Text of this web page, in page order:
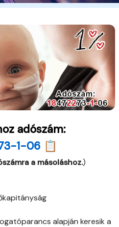
adószám:
1-06 📋
a másoláshoz.)
alapján keresik a